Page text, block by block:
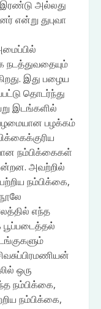
இரண்டு அல்லது
என்று துபுவா
நடத்துவதையும்
இது பழைய
தொடர்ந்து
இடங்களில்
பழக்கம்
நம்பிக்கைகள்
அவற்றில்
நம்பிக்கை,
எந்த
பூப்படைத்தல்
ஒரு
நம்பிக்கை,
நம்பிக்கை,